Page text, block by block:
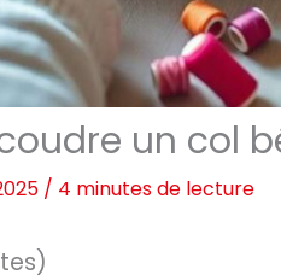
un col
/ 4 minutes de lecture